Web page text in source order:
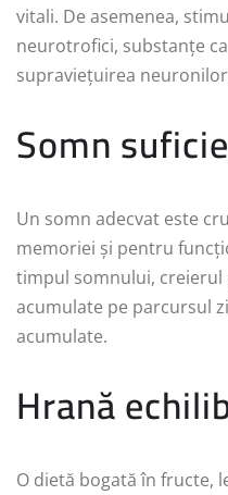
vitali. De asemenea,
neurotrofici, substanțe
supraviețuirea
Somn
Un somn adecvat este
memoriei și pentru
timpul somnului,
acumulate pe parcursul
acumulate.
Hrană
O dietă bogată în fructe,